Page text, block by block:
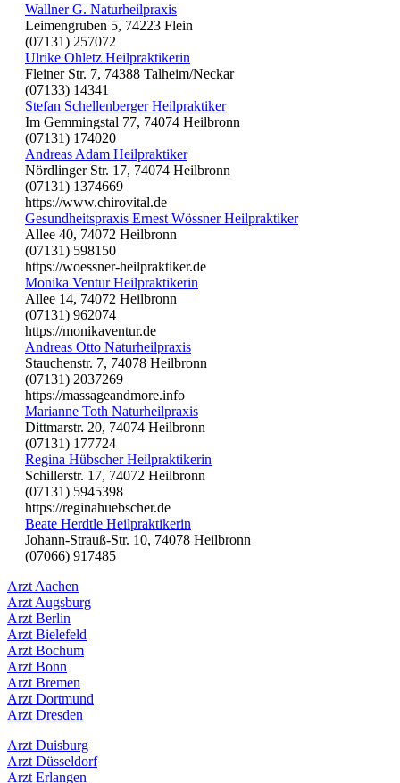
Wallner G. Naturheilpraxis
Leimengruben 5, 74223 Flein
(07131) 257072
Ulrike Ohletz Heilpraktikerin
Fleiner Str. 7, 74388 Talheim/Neckar
(07133) 14341
Stefan Schellenberger Heilpraktiker
Im Gemmingstal 77, 74074 Heilbronn
(07131) 174020
Andreas Adam Heilpraktiker
Nördlinger Str. 17, 74074 Heilbronn
(07131) 1374669
https://www.chirovital.de
Gesundheitspraxis Ernest Wössner Heilpraktiker
Allee 40, 74072 Heilbronn
(07131) 598150
https://woessner-heilpraktiker.de
Monika Ventur Heilpraktikerin
Allee 14, 74072 Heilbronn
(07131) 962074
https://monikaventur.de
Andreas Otto Naturheilpraxis
Stauchenstr. 7, 74078 Heilbronn
(07131) 2037269
https://massageandmore.info
Marianne Toth Naturheilpraxis
Dittmarstr. 20, 74074 Heilbronn
(07131) 177724
Regina Hübscher Heilpraktikerin
Schillerstr. 17, 74072 Heilbronn
(07131) 5945398
https://reginahuebscher.de
Beate Herdtle Heilpraktikerin
Johann-Strauß-Str. 10, 74078 Heilbronn
(07066) 917485
Arzt Aachen
Arzt Augsburg
Arzt Berlin
Arzt Bielefeld
Arzt Bochum
Arzt Bonn
Arzt Bremen
Arzt Dortmund
Arzt Dresden
Arzt Duisburg
Arzt Düsseldorf
Arzt Erlangen